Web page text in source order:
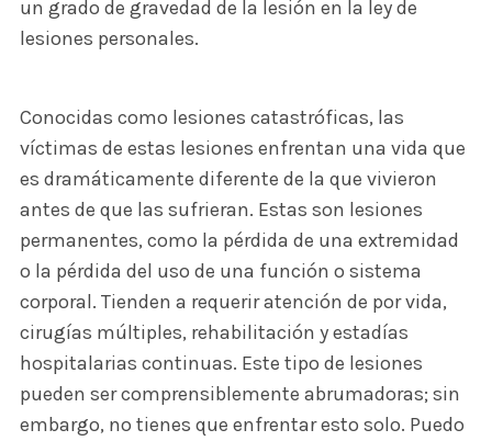
un grado de gravedad de la lesión en la ley de
lesiones personales.
Conocidas como lesiones catastróficas, las
víctimas de estas lesiones enfrentan una vida que
es dramáticamente diferente de la que vivieron
antes de que las sufrieran. Estas son lesiones
permanentes, como la pérdida de una extremidad
o la pérdida del uso de una función o sistema
corporal. Tienden a requerir atención de por vida,
cirugías múltiples, rehabilitación y estadías
hospitalarias continuas. Este tipo de lesiones
pueden ser comprensiblemente abrumadoras; sin
embargo, no tienes que enfrentar esto solo. Puedo